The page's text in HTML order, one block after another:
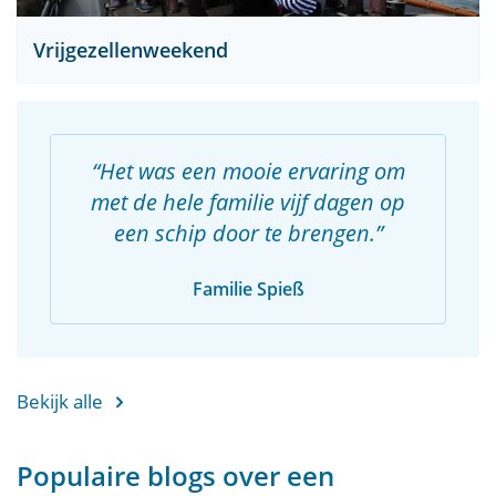
Vrijgezellenweekend
Het was een mooie ervaring om
met de hele familie vijf dagen op
een schip door te brengen.
Familie Spieß
Bekijk alle
Populaire blogs over een